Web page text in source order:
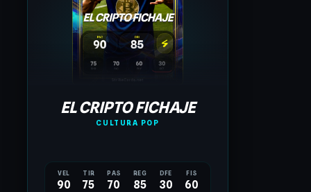
EL CRIPTO FICHAJE
CULTURA POP
VEL
90
TIR
75
PAS
70
REG
85
DFE
30
FIS
60